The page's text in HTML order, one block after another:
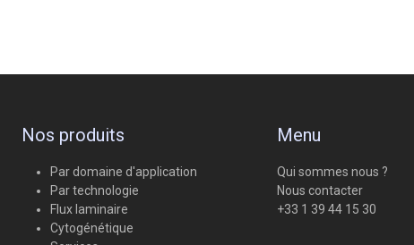
Nos produits
Par domaine d'application
Par technologie
Flux laminaire
Cytogénétique
Menu
Qui sommes nous ?
Nous contacter
+33 1 39 44 15 30